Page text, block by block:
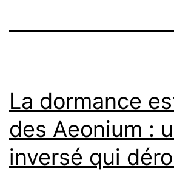
La dormance
des Aeonium :
inversé qui